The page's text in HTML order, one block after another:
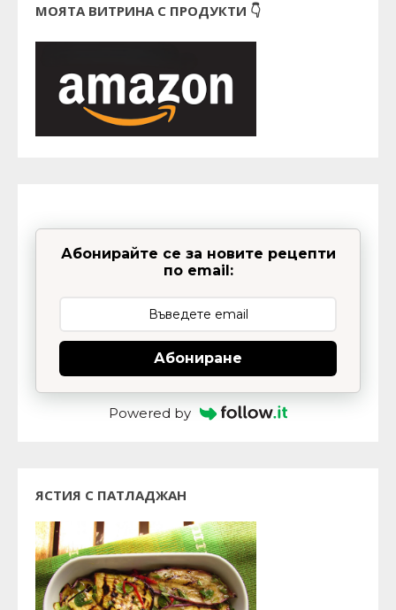
МОЯТА ВИТРИНА С ПРОДУКТИ 👇
Абонирайте се за новите рецепти
по email:
Абониране
Powered by
ЯСТИЯ С ПАТЛАДЖАН